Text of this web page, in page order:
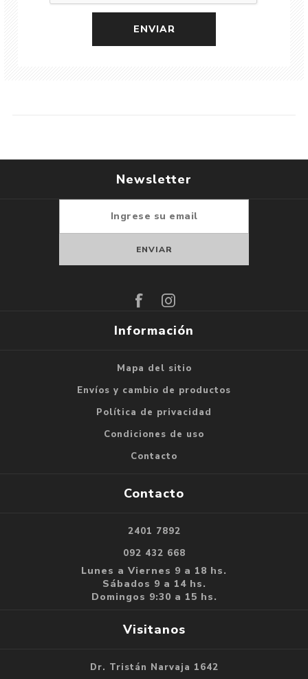
Newsletter
Información
Mapa del sitio
Envíos y cambio de productos
Política de privacidad
Condiciones de uso
Contacto
Contacto
2401 7892
092 432 668
Lunes a Viernes 9 a 18 hs.
Sábados 9 a 14 hs.
Domingos 9:30 a 15 hs.
Visitanos
Dr. Tristán Narvaja 1642